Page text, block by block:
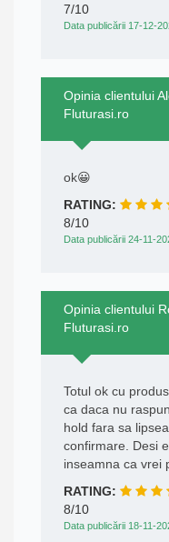
7/10
Data publicării 17-12-
Opinia clientului
Fluturasi.ro
ok😀
RATING:
8/10
Data publicării 24-11-
Opinia clientului
Fluturasi.ro
Totul ok cu
ca daca nu
hold fara sa
confirmare. Desi
inseamna ca vrei
RATING:
8/10
Data publicării 18-11-